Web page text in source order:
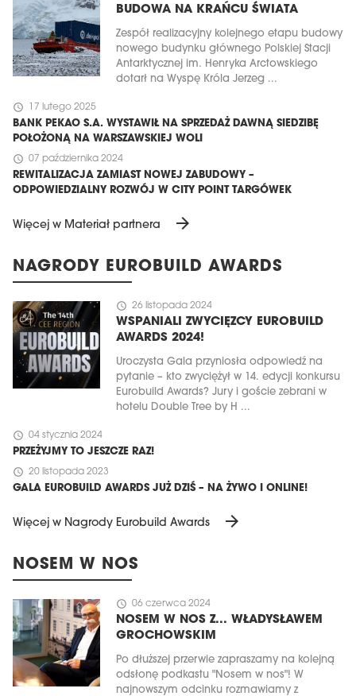
BUDOWA NA KRAŃCU ŚWIATA
Zespół realizacyjny kolejnego etapu budowy
nowego budynku głównego Polskiej Stacji
Antarktycznej im. Henryka Arctowskiego
dotarł na Wyspę Króla Jerzeg ...
schedule 17 lutego 2025
BANK PEKAO S.A. WYSTAWIŁ NA SPRZEDAŻ DAWNĄ SIEDZIBĘ
POŁOŻONĄ NA WARSZAWSKIEJ WOLI
schedule 07 października 2024
REWITALIZACJA ZAMIAST NOWEJ ZABUDOWY –
ODPOWIEDZIALNY ROZWÓJ W CITY POINT TARGÓWEK
Więcej w Materiał partnera arrow_forward
NAGRODY EUROBUILD AWARDS
schedule 26 listopada 2024
WSPANIALI ZWYCIĘZCY EUROBUILD
AWARDS 2024!
Uroczysta Gala przyniosła odpowiedź na
pytanie – kto zwyciężył w 14. edycji konkursu
Eurobuild Awards? Jury i goście zebrani w
hotelu Double Tree by H ...
schedule 04 stycznia 2024
PRZEŻYJMY TO JESZCZE RAZ!
schedule 20 listopada 2023
GALA EUROBUILD AWARDS JUŻ DZIŚ – NA ŻYWO I ONLINE!
Więcej w Nagrody Eurobuild Awards arrow_forward
NOSEM W NOS
schedule 06 czerwca 2024
NOSEM W NOS Z... WŁADYSŁAWEM
GROCHOWSKIM
Po dłuższej przerwie zapraszamy na kolejną
odsłonę podkastu "Nosem w nos"! W
najnowszym odcinku rozmawiamy z